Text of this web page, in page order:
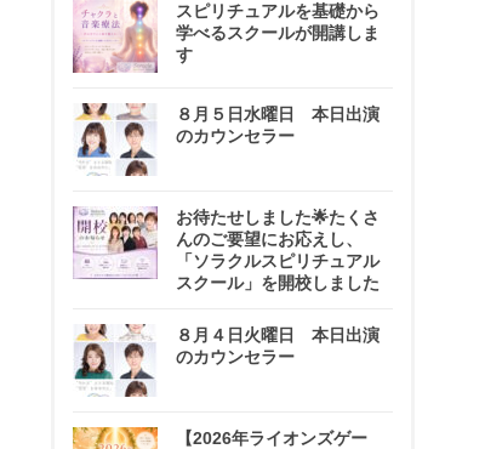
スピリチュアルを基礎から
学べるスクールが開講しま
す
８月５日水曜日 本日出演
のカウンセラー
お待たせしました🌟たくさ
んのご要望にお応えし、
「ソラクルスピリチュアル
スクール」を開校しました
８月４日火曜日 本日出演
のカウンセラー
【2026年ライオンズゲー